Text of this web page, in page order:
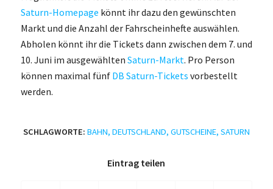
Saturn-Homepage könnt ihr dazu den gewünschten
Markt und die Anzahl der Fahrscheinhefte auswählen.
Abholen könnt ihr die Tickets dann zwischen dem 7. und
10. Juni im ausgewählten Saturn-Markt. Pro Person
können maximal fünf DB Saturn-Tickets vorbestellt
werden.
SCHLAGWORTE: BAHN, DEUTSCHLAND, GUTSCHEINE, SATURN
Eintrag teilen